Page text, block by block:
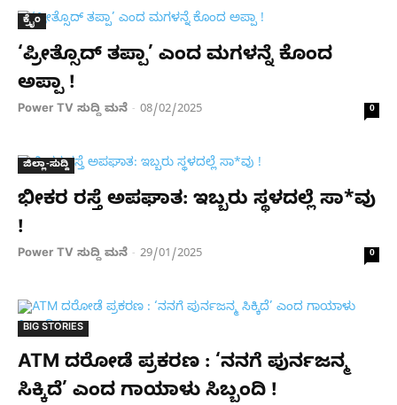
ಕ್ರೈಂ
‘ಪ್ರೀತ್ಸೊದ್ ತಪ್ಪಾ’ ಎಂದ ಮಗಳನ್ನೆ ಕೊಂದ
ಅಪ್ಪಾ !
Power TV ಸುದ್ದಿ ಮನೆ - 08/02/2025 0
ಜಿಲ್ಲಾ-ಸುದ್ದಿ
ಭೀಕರ ರಸ್ತೆ ಅಪಘಾತ: ಇಬ್ಬರು ಸ್ಥಳದಲ್ಲೆ ಸಾ*ವು
!
Power TV ಸುದ್ದಿ ಮನೆ - 29/01/2025 0
BIG STORIES
ATM ದರೋಡೆ ಪ್ರಕರಣ : ‘ನನಗೆ ಪುರ್ನಜನ್ಮ
ಸಿಕ್ಕಿದೆ’ ಎಂದ ಗಾಯಾಳು ಸಿಬ್ಬಂದಿ !